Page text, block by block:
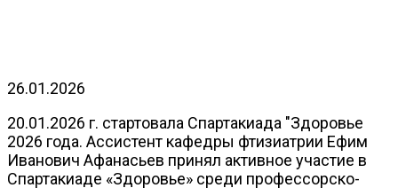
26.01.2026
20.01.2026 г. стартовала Спартакиада "Здоровье
2026 года. Ассистент кафедры фтизиатрии Ефим
Иванович Афанасьев принял активное участие в
Спартакиаде «Здоровье» среди профессорско-